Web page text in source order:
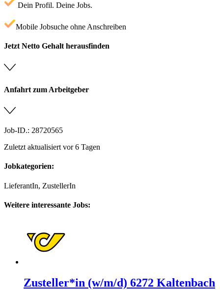
Dein Profil. Deine Jobs.
Mobile Jobsuche ohne Anschreiben
Jetzt Netto Gehalt herausfinden
Anfahrt zum Arbeitgeber
Job-ID.: 28720565
Zuletzt aktualisiert vor 6 Tagen
Jobkategorien:
LieferantIn, ZustellerIn
Weitere interessante Jobs:
Zusteller*in (w/m/d) 6272 Kaltenbach